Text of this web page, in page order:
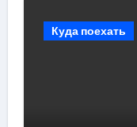
Куда поехать